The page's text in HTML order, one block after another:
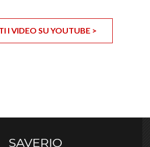
I VIDEO SU YOUTUBE >